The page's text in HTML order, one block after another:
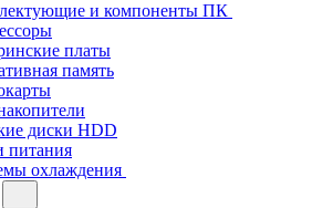
и компоненты ПК
платы
память
диски HDD
питания
охлаждения